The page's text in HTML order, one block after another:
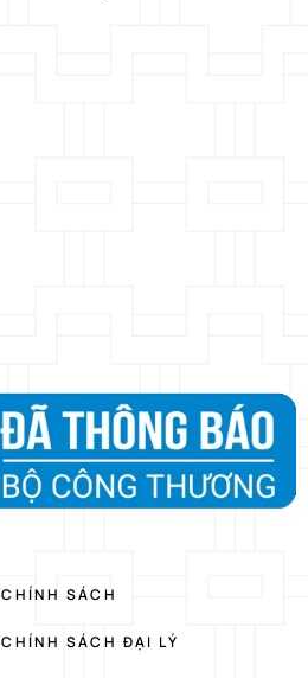
CHÍNH SÁCH
CHÍNH SÁCH ĐẠI LÝ